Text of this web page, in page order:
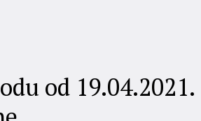
od 19.04.2021.